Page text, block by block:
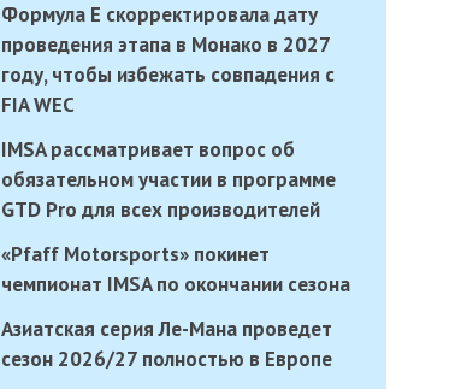
Формула E скорректировала дату
проведения этапа в Монако в 2027
году, чтобы избежать совпадения с
FIA WEC
IMSA рассматривает вопрос об
обязательном участии в программе
GTD Pro для всех производителей
«Pfaff Motorsports» покинет
чемпионат IMSA по окончании сезона
Азиатская серия Ле-Мана проведет
сезон 2026/27 полностью в Европе